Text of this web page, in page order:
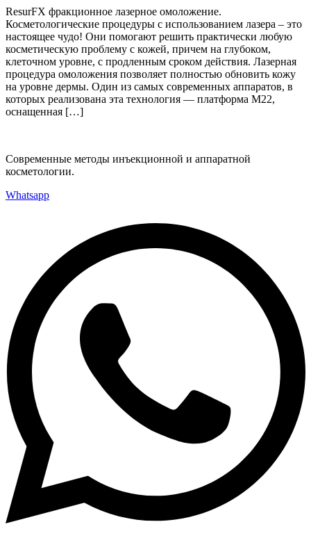
ResurFX фракционное лазерное омоложение.
Косметологические процедуры с использованием лазера – это
настоящее чудо! Они помогают решить практически любую
косметическую проблему с кожей, причем на глубоком,
клеточном уровне, с продленным сроком действия. Лазерная
процедура омоложения позволяет полностью обновить кожу
на уровне дермы. Один из самых современных аппаратов, в
которых реализована эта технология — платформа М22,
оснащенная […]
Современные методы инъекционной и аппаратной
косметологии.
Whatsapp